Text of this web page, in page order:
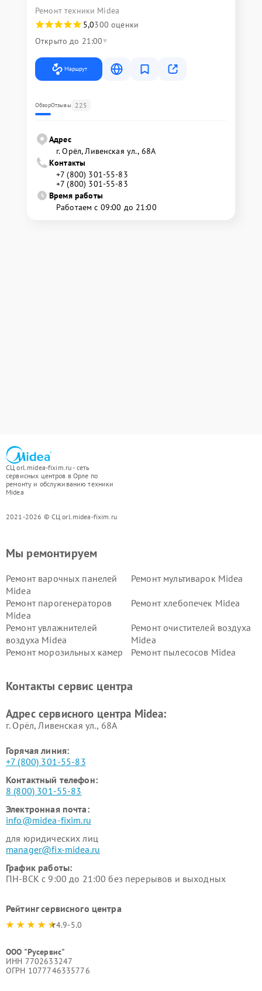
Ремонт техники Midea
5,0300 оценки
Открыто до 21:00
Маршрут
ОбзорОтзывы 225
Адрес
г. Орёл, Ливенская ул., 68А
Контакты
+7 (800) 301-55-83
+7 (800) 301-55-83
Время работы
Работаем с 09:00 до 21:00
СЦ orl.midea-fixim.ru - сеть
сервисных центров в Орле по
ремонту и обслуживанию техники
Midea
2021-2026 © СЦ orl.midea-fixim.ru
Мы ремонтируем
Ремонт варочных панелей
Midea
Ремонт мультиварок Midea
Ремонт парогенераторов
Midea
Ремонт хлебопечек Midea
Ремонт увлажнителей
воздуха Midea
Ремонт очистителей воздуха
Midea
Ремонт морозильных камер
Ремонт пылесосов Midea
пылесосов Midea
Midea
Контакты сервис центра
Адрес сервисного центра Midea:
г. Орёл, Ливенская ул., 68А
Горячая линия:
+7 (800) 301-55-83
Контактный телефон:
8 (800) 301-55-83
Электронная почта:
info@midea-fixim.ru
для юридических лиц
manager@fix-midea.ru
График работы:
ПН-ВСК с 9:00 до 21:00 без перерывов и выходных
Рейтинг сервисного центра
4.9-5.0
ООО "Русервис"
ИНН 7702633247
ОГРН 1077746335776